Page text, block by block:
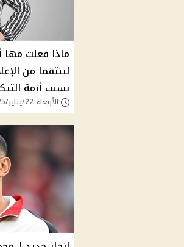
ماذا فعلت
لينتقما من
بسبب أزمة
الأربعاء 22/يناير/2025 - 08:45 م